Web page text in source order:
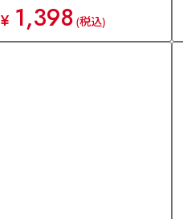
¥ 1,398 (税込)